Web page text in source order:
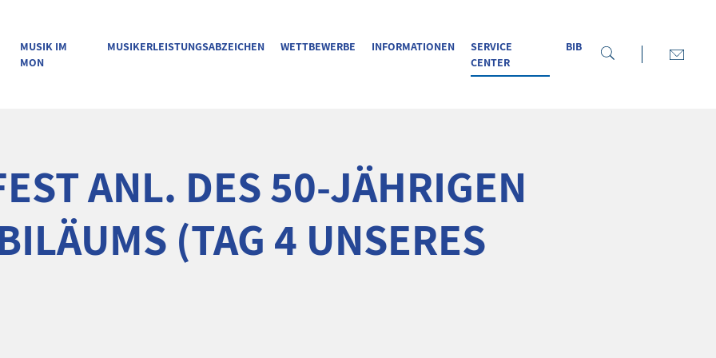
MUSIK IM
MON
MUSIKERLEISTUNGSABZEICHEN WETTBEWERBE INFORMATIONEN
SERVICE
CENTER
BIB
ANL. DES 50-JÄHRIGEN
(TAG 4 UNSERES